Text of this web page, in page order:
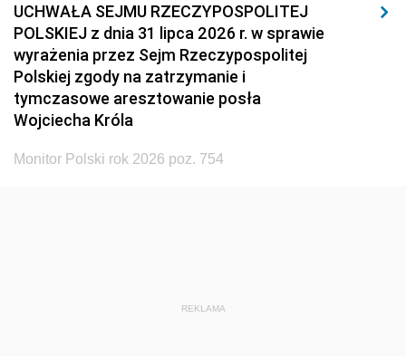
UCHWAŁA SEJMU RZECZYPOSPOLITEJ
POLSKIEJ z dnia 31 lipca 2026 r. w sprawie
wyrażenia przez Sejm Rzeczypospolitej
Polskiej zgody na zatrzymanie i
tymczasowe aresztowanie posła
Wojciecha Króla
Monitor Polski rok 2026 poz. 754
REKLAMA